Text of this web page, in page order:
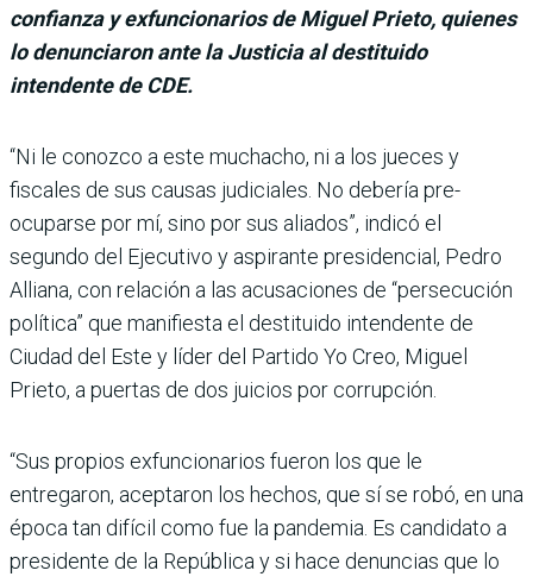
confianza y exfuncionarios de Miguel Prieto, quienes
lo denunciaron ante la Justicia al destituido
intendente de CDE.
“Ni le conozco a este mucha­cho, ni a los jueces y
fiscales de sus cau­sas judiciales. No debería pre­
ocuparse por mí, sino por sus aliados”, indicó el
segundo del Ejecutivo y aspirante presi­dencial, Pedro
Alliana, con relación a las acusaciones de “persecución
política” que manifiesta el destituido intendente de
Ciudad del Este y líder del Partido Yo Creo, Miguel
Prieto, a puertas de dos juicios por corrupción.
“Sus propios exfuncionarios fueron los que le
entregaron, aceptaron los hechos, que sí se robó, en una
época tan difí­cil como fue la pandemia. Es candidato a
presidente de la República y si hace denun­cias que lo